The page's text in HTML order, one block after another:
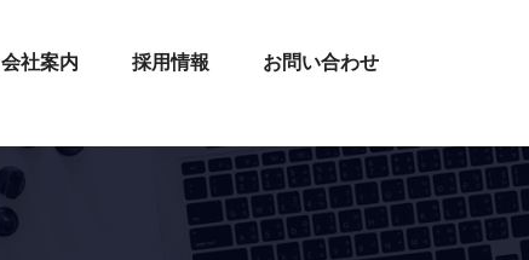
会社案内 採用情報 お問い合わせ